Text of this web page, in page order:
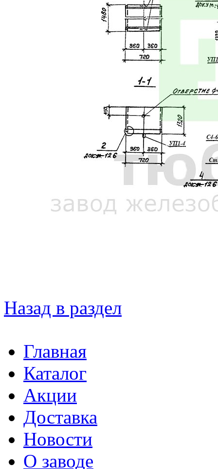
Назад в раздел
Главная
Каталог
Акции
Доставка
Новости
О заводе